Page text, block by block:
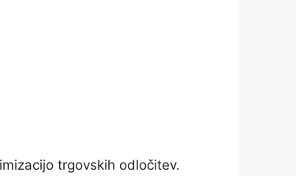
trgovskih odločitev.